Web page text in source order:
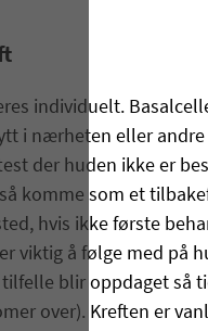
individuelt.
i nærheten eller andre
der huden ikke er
komme som et
hvis ikke første
viktig å følge med på
blir oppdaget så
over). Kreften er